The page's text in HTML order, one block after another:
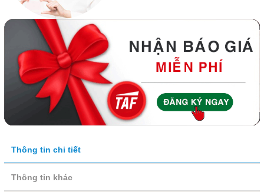
Thông tin chi tiết
Thông tin khác